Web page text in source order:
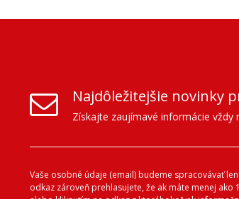
Najdôležitejšie novinky
Získajte zaujímavé informácie vždy
Vaše osobné údaje (email) budeme spracovávať
odkaz zároveň prehlasujete, že ak máte menej